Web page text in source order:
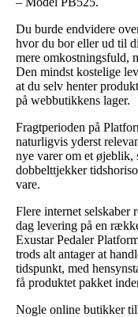
Du burde endvidere
hvor du bor eller ud til
mere omkostningsfuld,
Den mindst kostelige
at du selv henter
på webbutikkens lager.
Fragtperioden på
naturligvis yderst
nye varer om et øjeblik,
dobbelttjekker
vare.
Flere internet selskaber
dag levering på en
Exustar Pedaler
trods alt antager at
tidspunkt, med
få produktet pakket
Nogle online butikker